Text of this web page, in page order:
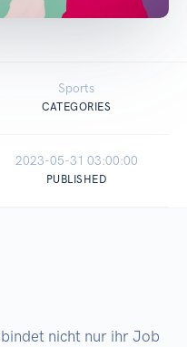
Sports
CATEGORIES
2023-05-31 03:00:00
PUBLISHED
nicht nur ihr Job